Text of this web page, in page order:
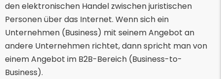
den elektronischen Handel zwischen juristischen
Personen über das Internet. Wenn sich ein
Unternehmen (Business) mit seinem Angebot an
andere Unternehmen richtet, dann spricht man von
einem Angebot im B2B-Bereich (Business-to-
Business).